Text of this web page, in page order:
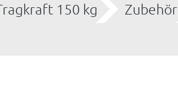
150 kg
Zubehör